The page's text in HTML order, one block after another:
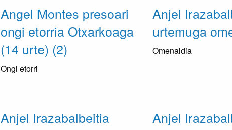
Angel Montes presoari
ongi etorria Otxarkoaga
(14 urte) (2)
Ongi etorri
Anjel
urtemuga
Omenaldia
Anjel Irazabalbeitia
Anjel